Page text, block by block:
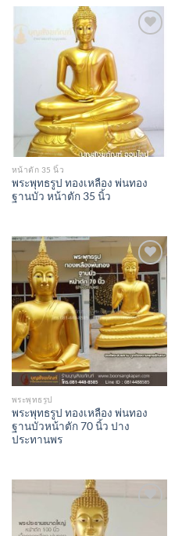
หน้าตัก 35 นิ้ว
พระพุทธรูป ทองเหลือง พ่นทอง
ฐานบัว หน้าตัก 35 นิ้ว
Add to
Wishlist
พระพุทธรูป
พระพุทธรูป ทองเหลือง พ่นทอง
ฐานบัวหน้าตัก 70 นิ้ว ปาง
ประทานพร